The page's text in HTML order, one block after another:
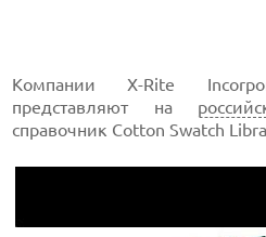
Компании X-Rite
представляют на
справочник Cotton Swatch